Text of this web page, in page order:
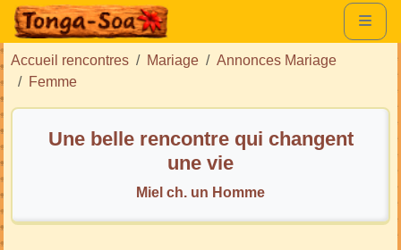
Accueil rencontres Mariage
Annonces Mariage
Femme
Une belle rencontre qui changent
une vie
Miel ch. un Homme